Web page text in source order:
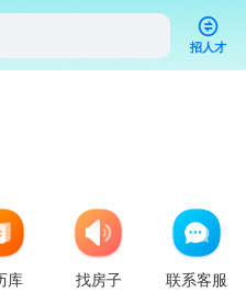
招人才
库 找房子 联系客服